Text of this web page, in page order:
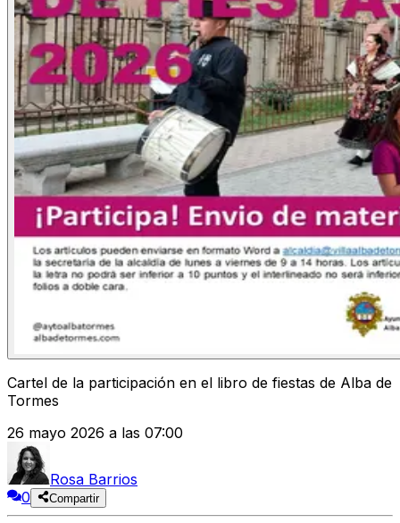
Cartel de la participación en el libro de fiestas de Alba de
Tormes
26 mayo 2026 a las 07:00
Rosa Barrios
0
Compartir